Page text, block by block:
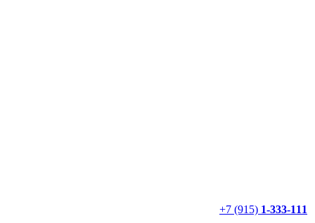
+7 (915) 1-333-111